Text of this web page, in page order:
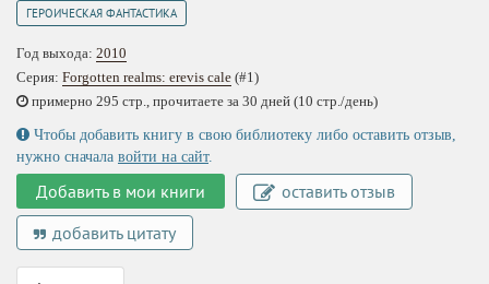
ГЕРОИЧЕСКАЯ ФАНТАСТИКА
Год выхода: 2010
Серия: Forgotten realms: erevis cale (#1)
примерно 295 стр., прочитаете за 30 дней (10 стр./день)
Чтобы добавить книгу в свою библиотеку либо оставить отзыв,
нужно сначала войти на сайт.
Добавить в мои книги
оставить отзыв
добавить цитату